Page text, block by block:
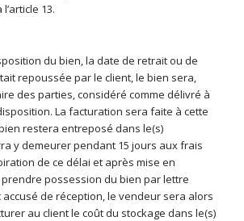
13.
du bien, la date de retrait ou de
repoussée par le client, le bien sera,
des parties, considéré comme délivré à
La facturation sera faite à cette
restera entreposé dans le(s)
y demeurer pendant 15 jours aux frais
de ce délai et après mise en
prendre possession du bien par lettre
de réception, le vendeur sera alors
au client le coût du stockage dans le(s)